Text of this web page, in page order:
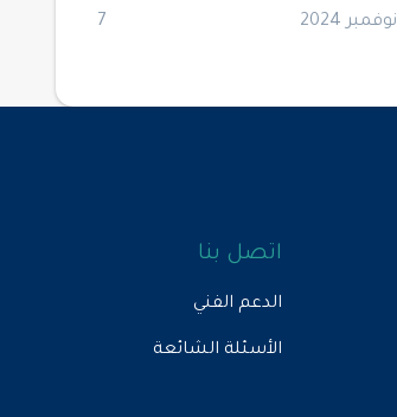
نوفمبر 2024
اتصل بنا
الدعم الفني
الأسئلة الشائعة